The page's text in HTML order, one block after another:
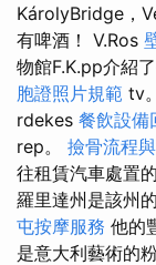
KárolyBridge，
有啤酒！ V.Ros
物館F.K.pp介紹
胞證照片規範 tv。
rdekes 餐飲設備
rep。 撿骨流程
往租賃汽車處置
羅里達州是該州
屯按摩服務 他的
是意大利藝術的